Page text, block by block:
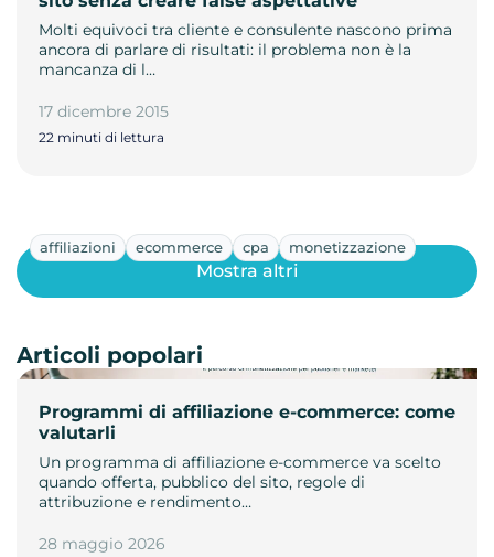
Molti equivoci tra cliente e consulente nascono prima
ancora di parlare di risultati: il problema non è la
mancanza di l…
17 dicembre 2015
22 minuti di lettura
affiliazioni ecommerce cpa monetizzazione
Programmi di affiliazione e-commerce: come
valutarli
Un programma di affiliazione e-commerce va scelto
quando offerta, pubblico del sito, regole di
attribuzione e rendimento…
28 maggio 2026
Mostra altri
Articoli popolari